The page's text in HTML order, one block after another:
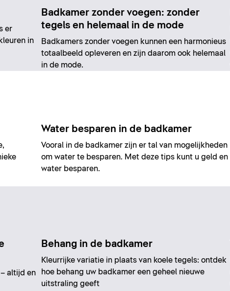
er
in
Badkamer zonder voegen: zonder
tegels en helemaal in de mode
Badkamers zonder voegen kunnen een harmonieus
totaalbeeld opleveren en zijn daarom ook helemaal
in de mode.
Water besparen in de badkamer
Vooral in de badkamer zijn er tal van mogelijkheden
om water te besparen. Met deze tips kunt u geld en
water besparen.
altijd en
Behang in de badkamer
Kleurrijke variatie in plaats van koele tegels: ontdek
hoe behang uw badkamer een geheel nieuwe
uitstraling geeft